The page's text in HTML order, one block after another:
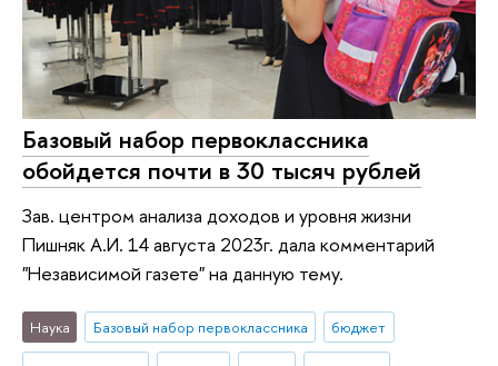
Базовый набор первоклассника
обойдется почти в 30 тысяч рублей
Зав. центром анализа доходов и уровня жизни
Пишняк А.И. 14 августа 2023г. дала комментарий
"Независимой газете" на данную тему.
Наука Базовый набор первоклассника
бюджет